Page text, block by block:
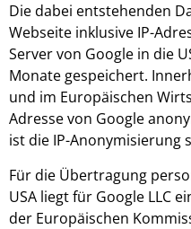
Die dabei entstehenden
Webseite inklusive IP-
Server von Google in die
Monate gespeichert.
und im Europäischen
Adresse von Google
ist die IP-Anonymisierung
Für die Übertragung
USA liegt für Google LLC
der Europäischen